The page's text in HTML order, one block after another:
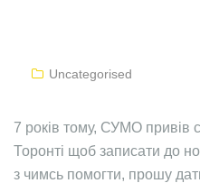
Uncategorised
7 років тому, СУМО привів
Торонті щоб записати до
з чимсь помогти, прошу